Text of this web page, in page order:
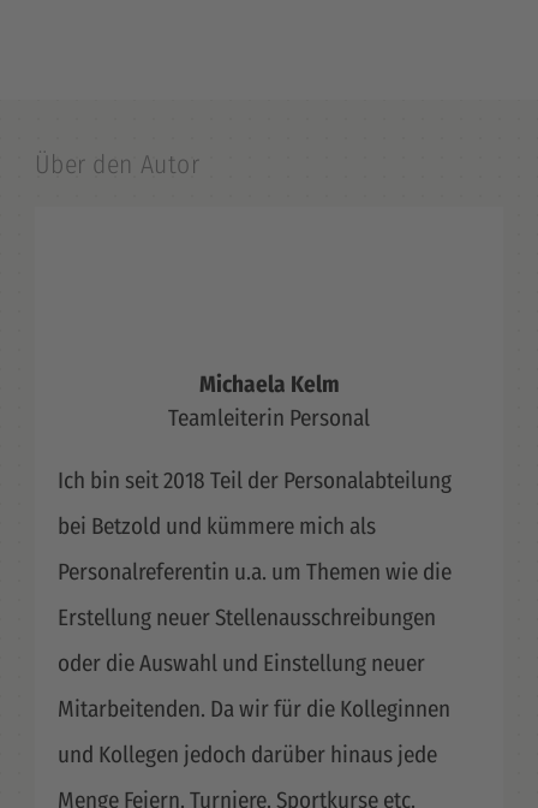
Über den Autor
Michaela Kelm
Teamleiterin Personal
Ich bin seit 2018 Teil der Personalabteilung
bei Betzold und kümmere mich als
Personalreferentin u.a. um Themen wie die
Erstellung neuer Stellenausschreibungen
oder die Auswahl und Einstellung neuer
Mitarbeitenden. Da wir für die Kolleginnen
und Kollegen jedoch darüber hinaus jede
Menge Feiern, Turniere, Sportkurse etc.